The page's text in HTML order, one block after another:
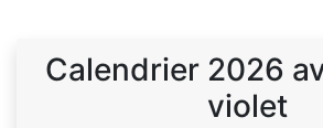
Calendrier 2026
violet